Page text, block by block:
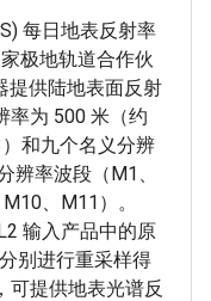
每日地表反射率
极地轨道合作伙
提供陆地表面反射
率为 500 米（约
和九个名义分辨
辨率波段（M1、
、M11）。
输入产品中的原
别进行重采样得
可提供地表光谱反